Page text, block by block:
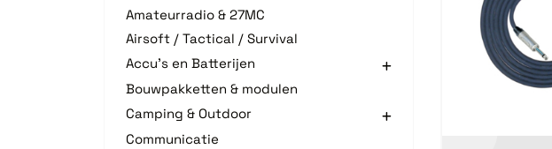
Amateurradio & 27MC
Airsoft / Tactical / Survival
Accu's en Batterijen
Bouwpakketten & modulen
Camping & Outdoor
Communicatie